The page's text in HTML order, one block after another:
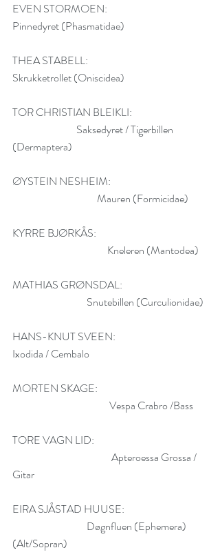
EVEN STORMOEN:
Pinnedyret (Phasmatidae)
THEA STABELL:
Skrukketrollet (Oniscidea)
TOR CHRISTIAN BLEIKLI:
Saksedyret / Tigerbillen
(Dermaptera)
ØYSTEIN NESHEIM:
Mauren (Formicidae)
KYRRE BJØRKÅS:
Kneleren (Mantodea)
MATHIAS GRØNSDAL:
Snutebillen (Curculionidae)
HANS-KNUT SVEEN:
Ixodida / Cembalo
MORTEN SKAGE:
Vespa Crabro /Bass
TORE VAGN LID:
Apteroessa Grossa /
Gitar
EIRA SJÅSTAD HUUSE:
Døgnfluen (Ephemera)
(Alt/Sopran)